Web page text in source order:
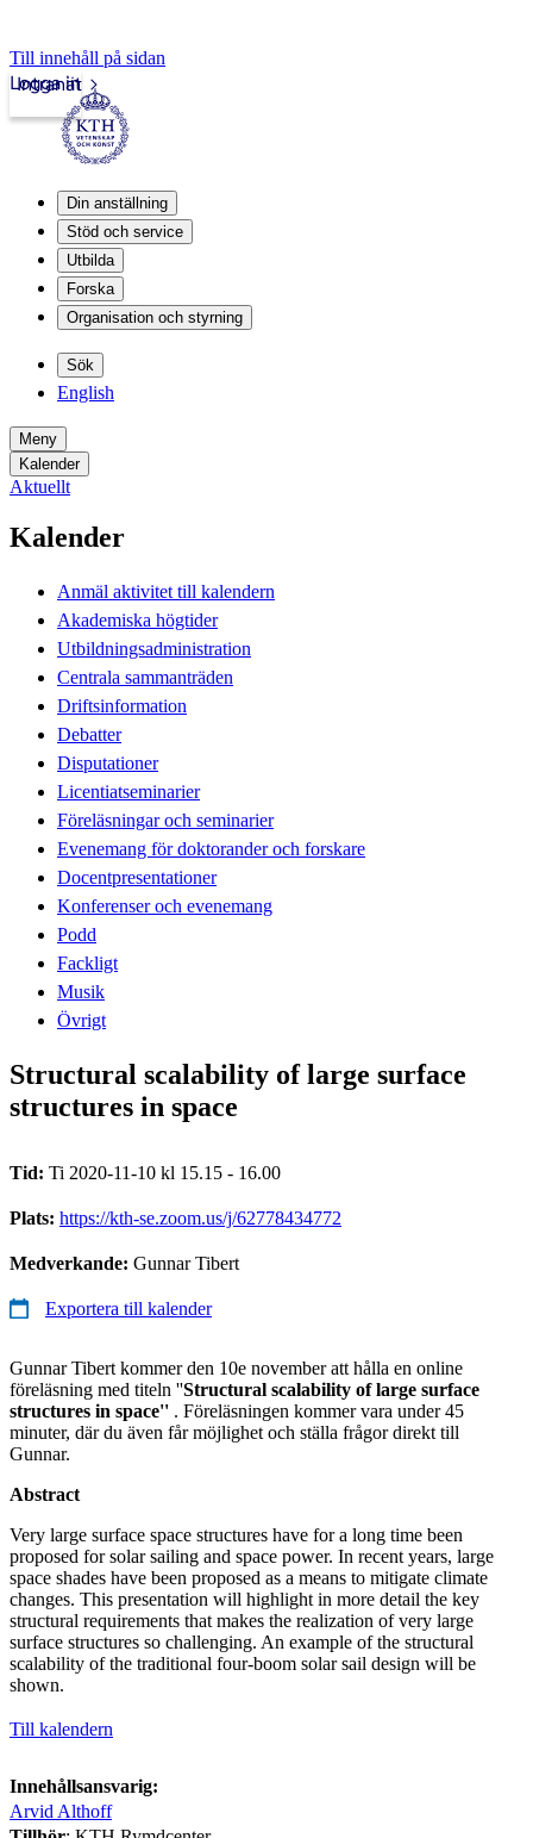
Till innehåll på sidan
Intranät
Logga in
Din anställning
Stöd och service
Utbilda
Forska
Organisation och styrning
Sök
English
Meny
Kalender
Aktuellt
Kalender
Anmäl aktivitet till kalendern
Akademiska högtider
Utbildningsadministration
Centrala sammanträden
Driftsinformation
Debatter
Disputationer
Licentiatseminarier
Föreläsningar och seminarier
Evenemang för doktorander och forskare
Docentpresentationer
Konferenser och evenemang
Podd
Fackligt
Musik
Övrigt
Structural scalability of large surface
structures in space
Tid: Ti 2020-11-10 kl 15.15 - 16.00
Plats: https://kth-se.zoom.us/j/62778434772
Medverkande: Gunnar Tibert
Exportera till kalender
Gunnar Tibert kommer den 10e november att hålla en online
föreläsning med titeln ''Structural scalability of large surface
structures in space'' . Föreläsningen kommer vara under 45
minuter, där du även får möjlighet och ställa frågor direkt till
Gunnar.
Abstract
Very large surface space structures have for a long time been
proposed for solar sailing and space power. In recent years, large
space shades have been proposed as a means to mitigate climate
changes. This presentation will highlight in more detail the key
structural requirements that makes the realization of very large
surface structures so challenging. An example of the structural
scalability of the traditional four-boom solar sail design will be
shown.
Till kalendern
Innehållsansvarig:
Arvid Althoff